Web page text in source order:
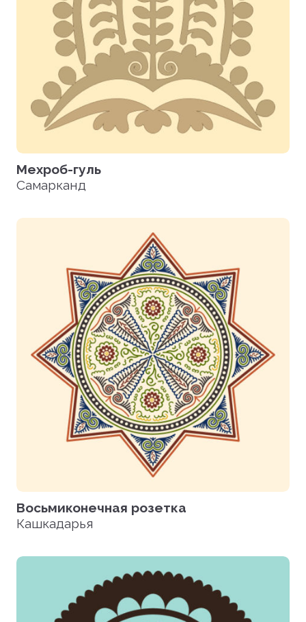
Мехроб-гуль
Самарканд
Восьмиконечная розетка
Кашкадарья